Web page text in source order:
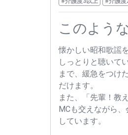
このよう
懐かしい昭和歌謡
しっとりと聴いて
まで、緩急をつけ
だけます。
また、「先輩！教
MCも交えながら
しています。